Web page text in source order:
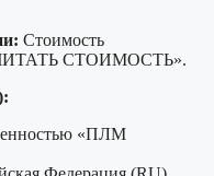
Стоимость
СТОИМОСТЬ».
«ПЛМ